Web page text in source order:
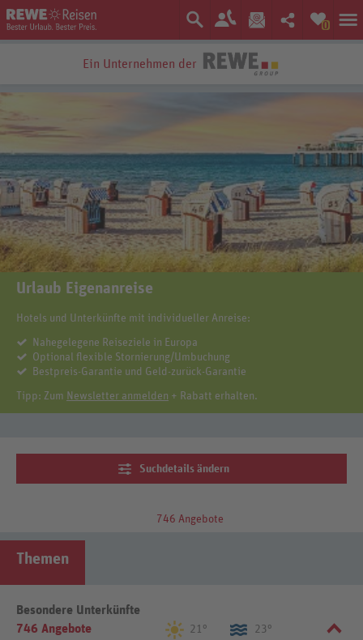
0
Bestpreis-Garantie
Ein Unternehmen der
Urlaub Eigenanreise
Hotels und Unterkünfte mit individueller Anreise:
Nahegelegene Reiseziele in Europa
Optional flexible Stornierung/Umbuchung
Bestpreis-Garantie und Geld-zurück-Garantie
Tipp: Zum Newsletter anmelden + Rabatt erhalten.
746 Angebote
Suchdetails ändern
Themen
Besondere Unterkünfte
746 Angebote
21° 23°